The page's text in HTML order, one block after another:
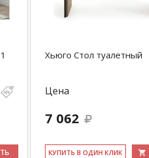
Хьюго Стол туалетный
Цена
7 062
КУ­ПИТЬ В ОДИН КЛИК